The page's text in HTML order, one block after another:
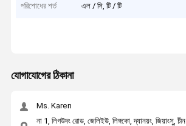
পরিশোধের শর্ত এল / সি, টি / টি
যোগাযোগের ঠিকানা
Ms. Karen
না 1, লিগউদং রোড, জেলিইউ, লিঙ্গকো, দ্যানয়ং, জিয়াংসু, চীন